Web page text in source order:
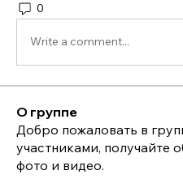
0
Write a comment...
О группе
Добро пожаловать в
участниками, получайте
фото и видео.